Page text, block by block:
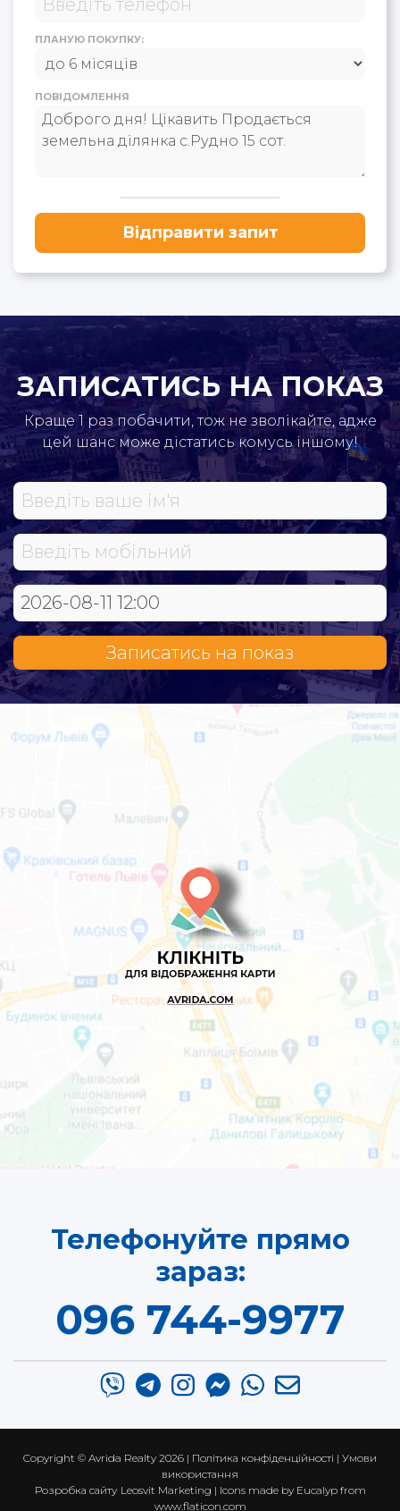
ПЛАНУЮ ПОКУПКУ:
ПОВІДОМЛЕННЯ
Відправити запит
ЗАПИСАТИСЬ НА ПОКАЗ
Краще 1 раз побачити, тож не зволікайте, адже
цей шанс може дістатись комусь іншому!
Записатись на показ
Телефонуйте прямо
зараз:
096 744-9977
Copyright © Avrida Realty 2026 | Політика конфіденційності | Умови
використання
Розробка сайту Leosvit Marketing | Icons made by Eucalypfrom
www.flaticon.com